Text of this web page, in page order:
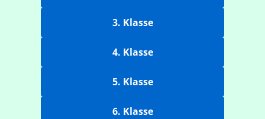
3. Klasse
4. Klasse
5. Klasse
6. Klasse